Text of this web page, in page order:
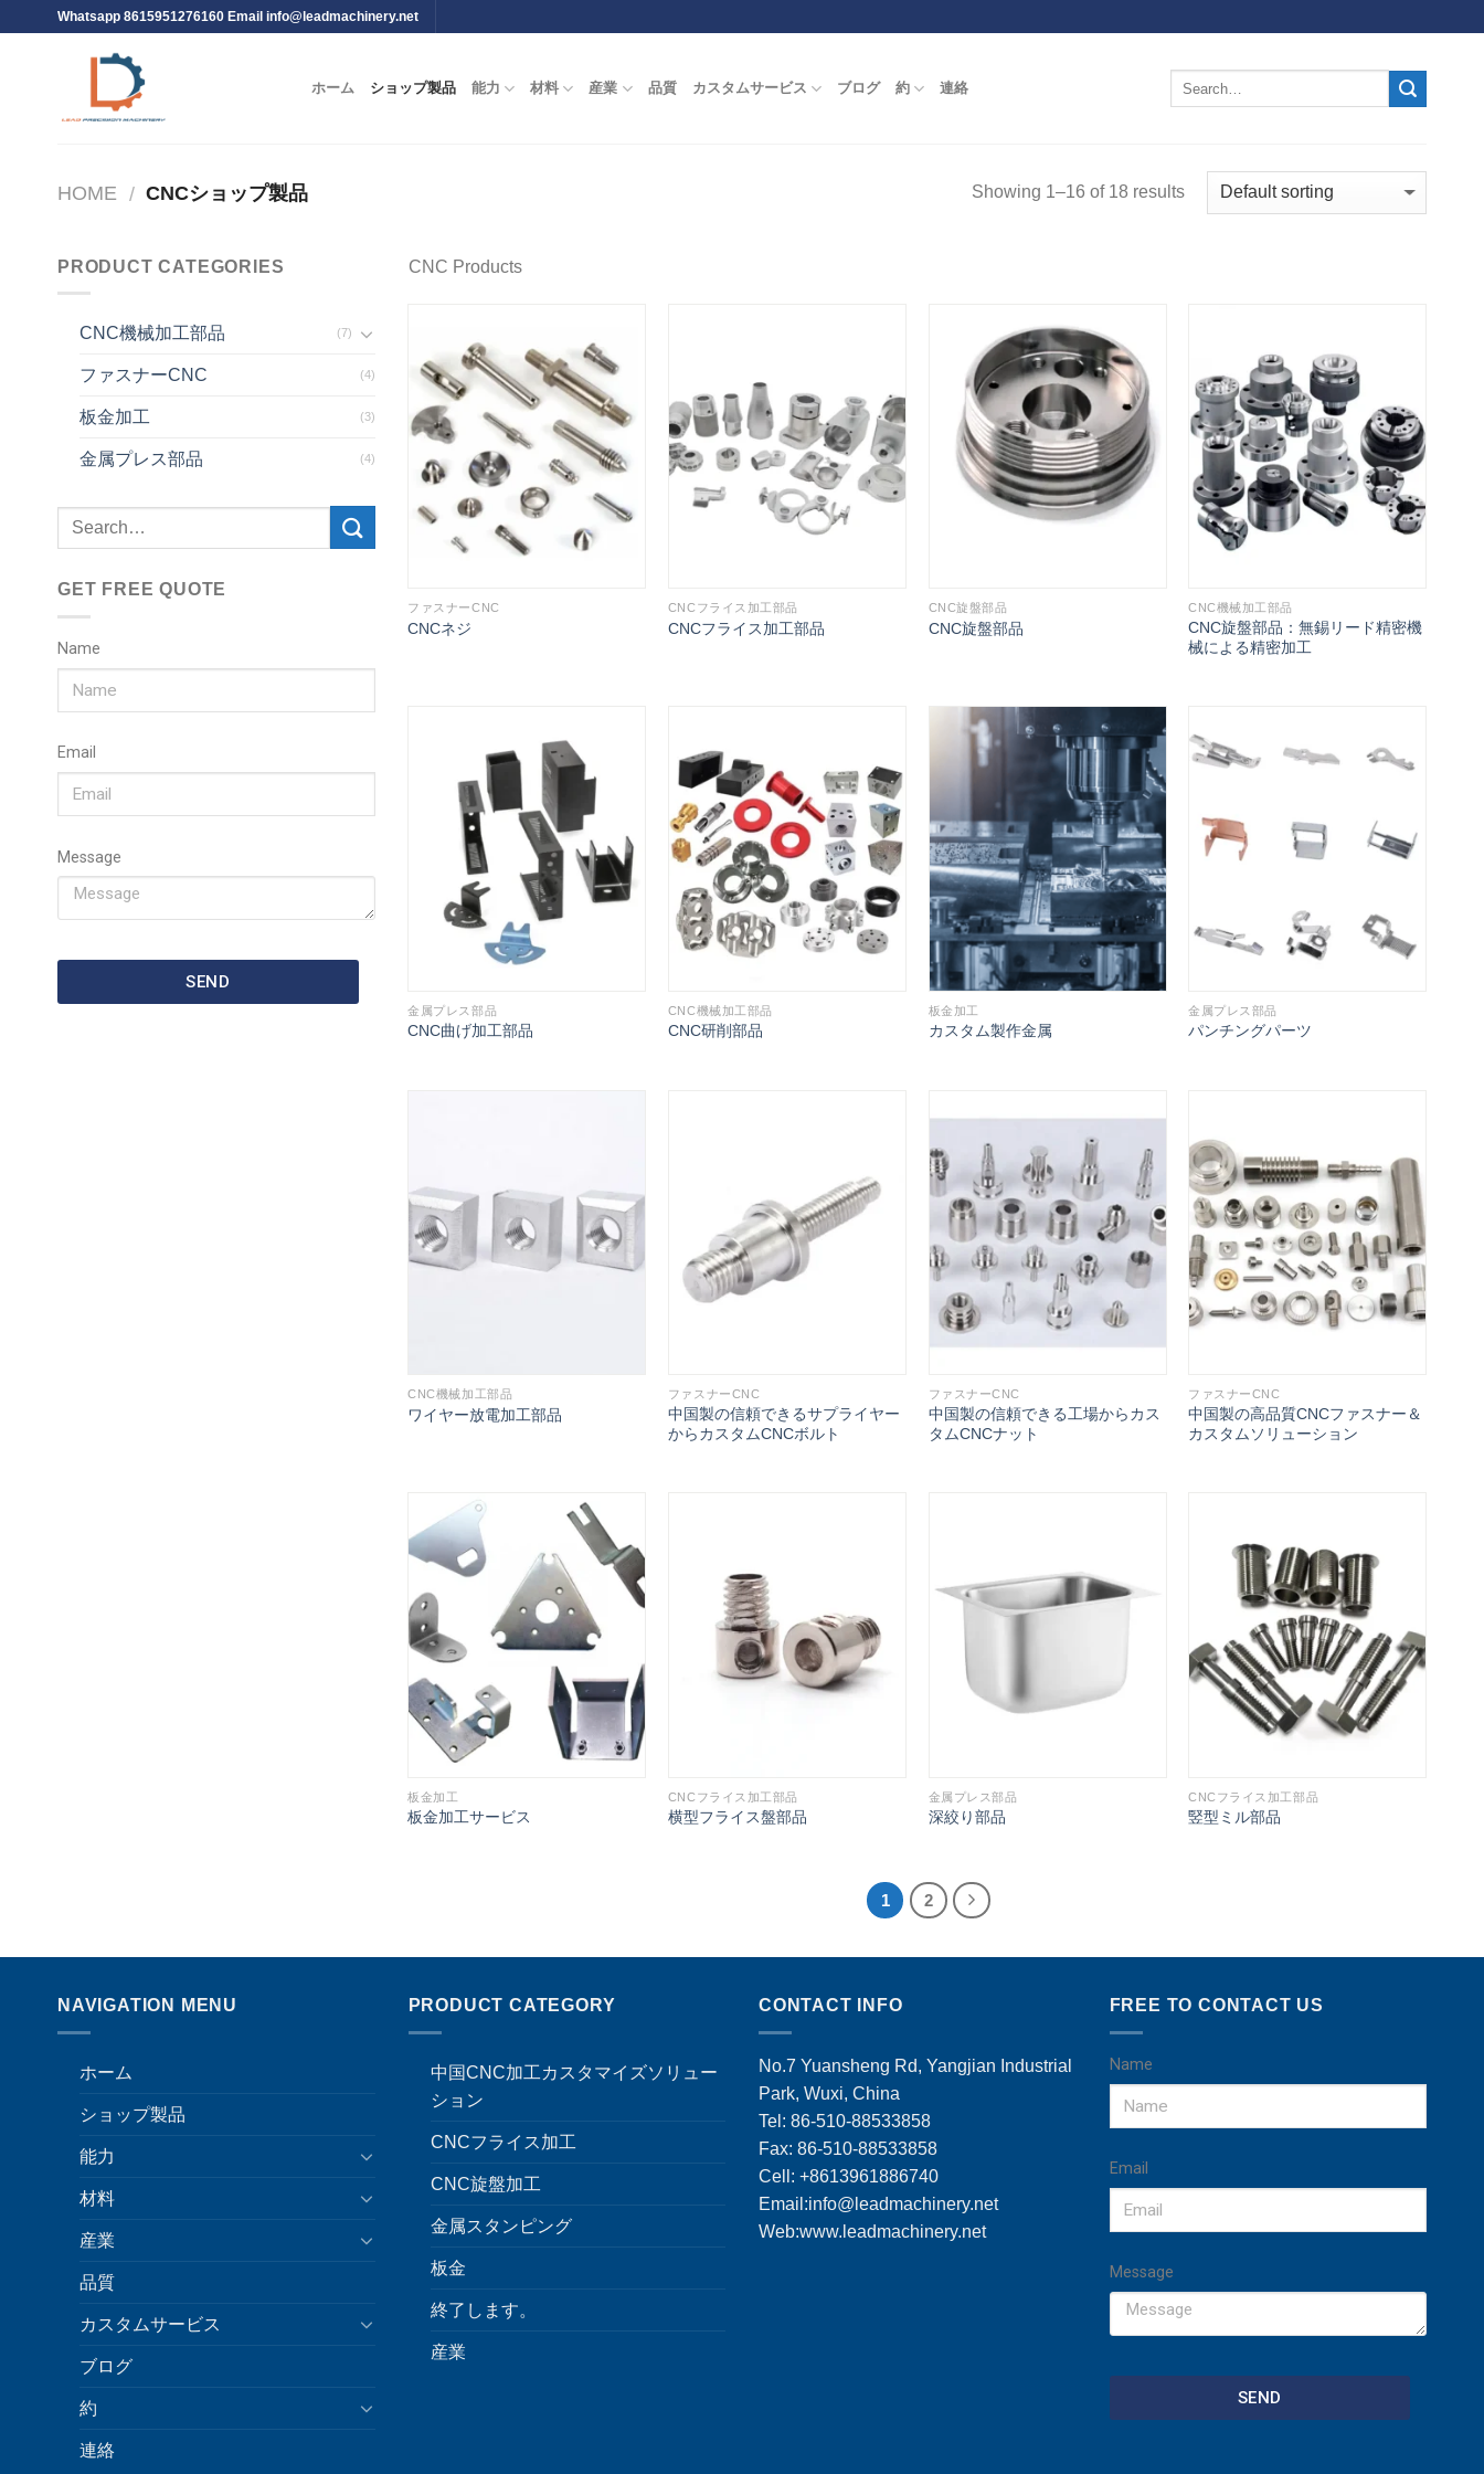
Whatsapp 8615951276160 Email info@leadmachinery.net
ホーム ショップ製品 能力 材料 産業 品質 カスタムサービス ブログ 約 連絡
HOME / CNCショップ製品 Showing 1–16 of 18 results
PRODUCT CATEGORIES
CNC機械加工部品 (7)
ファスナーCNC (4)
板金加工 (3)
金属プレス部品 (4)
GET FREE QUOTE
Name
Email
Message
SEND
CNC Products
ファスナーCNC
CNCネジ
CNCフライス加工部品
CNCフライス加工部品
CNC旋盤部品
CNC旋盤部品
CNC機械加工部品
CNC旋盤部品：無錫リード精密機
械による精密加工
金属プレス部品
CNC曲げ加工部品
CNC機械加工部品
CNC研削部品
板金加工
カスタム製作金属
金属プレス部品
パンチングパーツ
CNC機械加工部品
ワイヤー放電加工部品
ファスナーCNC
中国製の信頼できるサプライヤー
からカスタムCNCボルト
ファスナーCNC
中国製の信頼できる工場からカス
タムCNCナット
ファスナーCNC
中国製の高品質CNCファスナー＆
カスタムソリューション
板金加工
板金加工サービス
CNCフライス加工部品
横型フライス盤部品
金属プレス部品
深絞り部品
CNCフライス加工部品
竪型ミル部品
1 2
NAVIGATION MENU
ホーム
ショップ製品
能力
材料
産業
品質
カスタムサービス
ブログ
約
連絡
PRODUCT CATEGORY
中国CNC加工カスタマイズソリュー
ション
CNCフライス加工
CNC旋盤加工
金属スタンピング
板金
終了します。
産業
CONTACT INFO
No.7 Yuansheng Rd, Yangjian Industrial
Park, Wuxi, China
Tel: 86-510-88533858
Fax: 86-510-88533858
Cell: +8613961886740
Email:info@leadmachinery.net
Web:www.leadmachinery.net
FREE TO CONTACT US
Name
Email
Message
SEND